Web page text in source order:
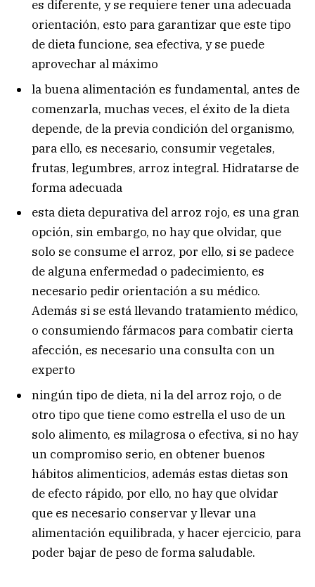
es diferente, y se requiere tener una adecuada
orientación, esto para garantizar que este tipo
de dieta funcione, sea efectiva, y se puede
aprovechar al máximo
la buena alimentación es fundamental, antes de
comenzarla, muchas veces, el éxito de la dieta
depende, de la previa condición del organismo,
para ello, es necesario, consumir vegetales,
frutas, legumbres, arroz integral. Hidratarse de
forma adecuada
esta dieta depurativa del arroz rojo, es una gran
opción, sin embargo, no hay que olvidar, que
solo se consume el arroz, por ello, si se padece
de alguna enfermedad o padecimiento, es
necesario pedir orientación a su médico.
Además si se está llevando tratamiento médico,
o consumiendo fármacos para combatir cierta
afección, es necesario una consulta con un
experto
ningún tipo de dieta, ni la del arroz rojo, o de
otro tipo que tiene como estrella el uso de un
solo alimento, es milagrosa o efectiva, si no hay
un compromiso serio, en obtener buenos
hábitos alimenticios, además estas dietas son
de efecto rápido, por ello, no hay que olvidar
que es necesario conservar y llevar una
alimentación equilibrada, y hacer ejercicio, para
poder bajar de peso de forma saludable.